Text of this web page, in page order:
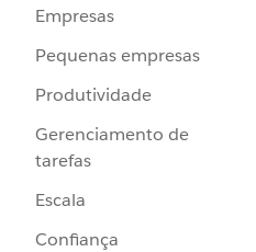
Empresas
Pequenas empresas
Produtividade
Gerenciamento de
tarefas
Escala
Confiança